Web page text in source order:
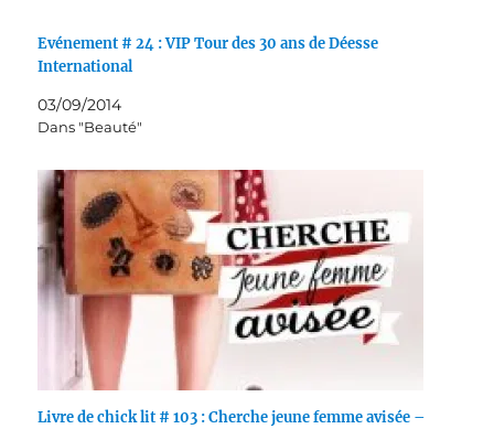
Evénement # 24 : VIP Tour des 30 ans de Déesse
International
03/09/2014
Dans "Beauté"
Livre de chick lit # 103 : Cherche jeune femme avisée –